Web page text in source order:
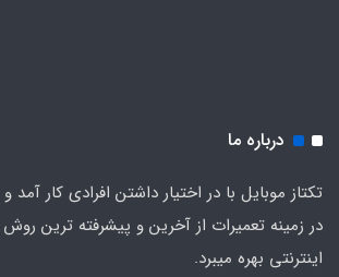
درباره ما
تکتاز موبایل با در اختیار داشتن افرادی کار آمد
در زمینه تعمیرات از آخرین و پیشرفته ترین
اینترنتی بهره میبرد.